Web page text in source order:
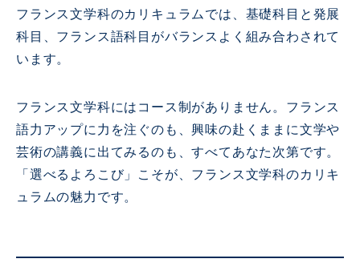
フランス文学科のカリキュラムでは、基礎科目と発展
科目、フランス語科目がバランスよく組み合わされて
います。
フランス文学科にはコース制がありません。フランス
語力アップに力を注ぐのも、興味の赴くままに文学や
芸術の講義に出てみるのも、すべてあなた次第です。
「選べるよろこび」こそが、フランス文学科のカリキ
ュラムの魅力です。